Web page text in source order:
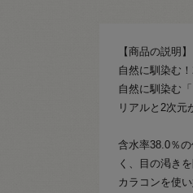
【商品の説明】
自然に馴染む
自然に馴染む
リアルと2次元
含水率38.0％
く、目の渇き
カラコンを使